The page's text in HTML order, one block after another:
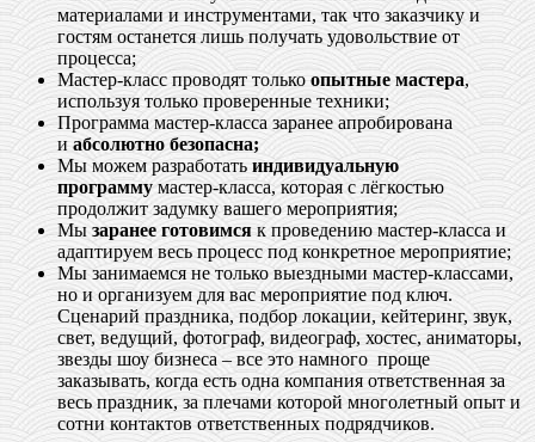
материалами и инструментами, так что заказчику и
гостям останется лишь получать удовольствие от
процесса;
Мастер-класс проводят только опытные мастера,
используя только проверенные техники;
Программа мастер-класса заранее апробирована
иабсолютно безопасна;
Мы можем разработать индивидуальную
программумастер-класса, которая с лёгкостью
продолжит задумку вашего мероприятия;
Мы заранее готовимсяк проведению мастер-класса и
адаптируем весь процесс под конкретное мероприятие;
Мы занимаемся не только выездными мастер-классами,
но и организуем для вас мероприятие под ключ.
Сценарий праздника, подбор локации, кейтеринг, звук,
свет, ведущий, фотограф, видеограф, хостес, аниматоры,
звезды шоу бизнеса – все это намного проще
заказывать, когда есть одна компания ответственная за
весь праздник, за плечами которой многолетный опыт и
сотни контактов ответственных подрядчиков.